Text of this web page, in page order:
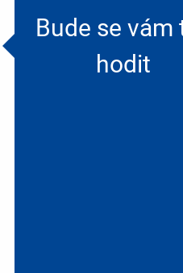
Bude se vám
hodit